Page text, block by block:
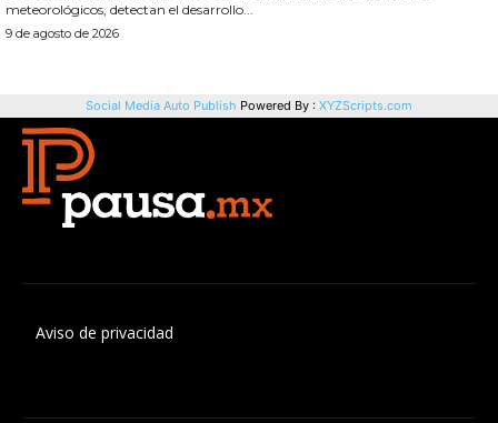
Aviso de privacidad